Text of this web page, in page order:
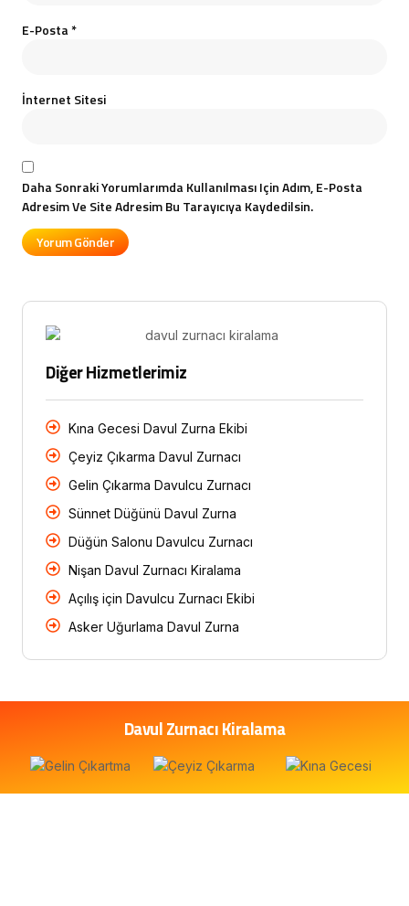
E-Posta*
İnternet Sitesi
Daha Sonraki Yorumlarımda Kullanılması Için Adım, E-Posta
Adresim Ve Site Adresim Bu Tarayıcıya Kaydedilsin.
Diğer Hizmetlerimiz
Kına Gecesi Davul Zurna Ekibi
Çeyiz Çıkarma Davul Zurnacı
Gelin Çıkarma Davulcu Zurnacı
Sünnet Düğünü Davul Zurna
Düğün Salonu Davulcu Zurnacı
Nişan Davul Zurnacı Kiralama
Açılış için Davulcu Zurnacı Ekibi
Asker Uğurlama Davul Zurna
Davul Zurnacı Kiralama